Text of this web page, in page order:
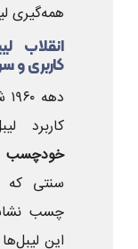
همه‌گیری
انقلاب
کاربری و
کاربرد
خودچسب
سنتی که
چسب
این